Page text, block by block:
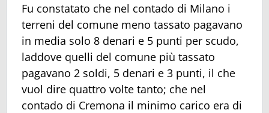
Fu constatato che nel contado di Milano i
terreni del comune meno tassato pagavano
in media solo 8 denari e 5 punti per scudo,
laddove quelli del comune più tassato
pagavano 2 soldi, 5 denari e 3 punti, il che
vuol dire quattro volte tanto; che nel
contado di Cremona il minimo carico era di